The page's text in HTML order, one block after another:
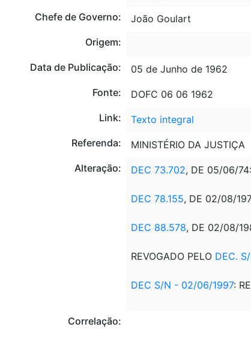
Chefe de Governo:
João Goulart
Origem:
Data de Publicação:
05 de Junho de 1962
Fonte:
DOFC 06 06 1962
Link:
Texto integral
Referenda:
MINISTÉRIO DA JUSTIÇA
Alteração:
DEC 73.702, DE 05/06/
DEC 78.155, DE 02/08/
DEC 88.578, DE 02/08/
REVOGADO PELODEC.
DEC S/N - 02/06/1997:
Correlação: